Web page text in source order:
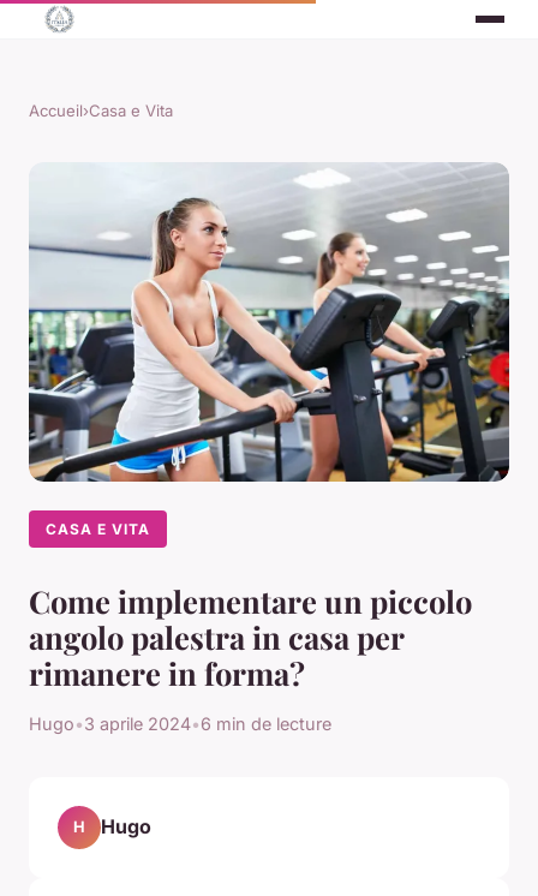
Accueil›Casa e Vita
CASA E VITA
Come implementare un piccolo
angolo palestra in casa per
rimanere in forma?
Hugo•3 aprile 2024•6 min de lecture
H Hugo